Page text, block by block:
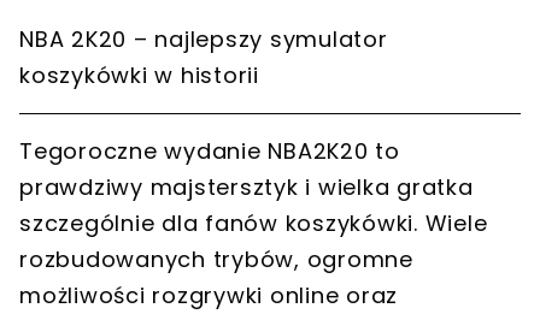
NBA 2K20 – najlepszy symulator
koszykówki w historii
Tegoroczne wydanie NBA2K20 to
prawdziwy majstersztyk i wielka gratka
szczególnie dla fanów koszykówki. Wiele
rozbudowanych trybów, ogromne
możliwości rozgrywki online oraz